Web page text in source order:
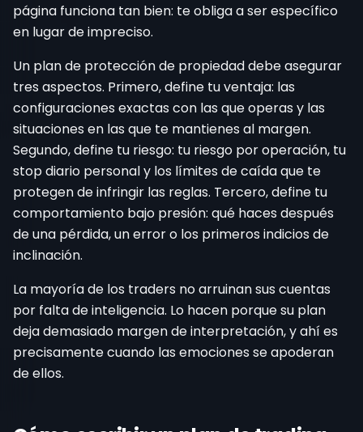
página funciona tan bien: te obliga a ser específico
en lugar de impreciso.
Un plan de protección de propiedad debe asegurar
tres aspectos. Primero, define tu ventaja: las
configuraciones exactas con las que operas y las
situaciones en las que te mantienes al margen.
Segundo, define tu riesgo: tu riesgo por operación, tu
stop diario personal y los límites de caída que te
protegen de infringir las reglas. Tercero, define tu
comportamiento bajo presión: qué haces después
de una pérdida, un error o los primeros indicios de
inclinación.
La mayoría de los traders no arruinan sus cuentas
por falta de inteligencia. Lo hacen porque su plan
deja demasiado margen de interpretación, y ahí es
precisamente cuando las emociones se apoderan
de ellos.